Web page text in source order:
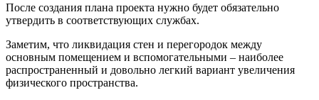
После создания плана проекта нужно будет обязательно
утвердить в соответствующих службах.
Заметим, что ликвидация стен и перегородок между
основным помещением и вспомогательными – наиболее
распространенный и довольно легкий вариант увеличения
физического пространства.